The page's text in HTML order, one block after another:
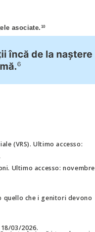
asociate. 10
(VRS). Ultimo accesso:
Ultimo accesso: novembre
quello che i genitori devono
03/2026.